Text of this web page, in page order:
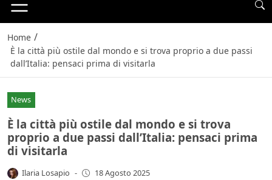
Home /
È la città più ostile dal mondo e si trova proprio a due passi
dall’Italia: pensaci prima di visitarla
News
È la città più ostile dal mondo e si trova
proprio a due passi dall’Italia: pensaci prima
di visitarla
Ilaria Losapio - 18 Agosto 2025